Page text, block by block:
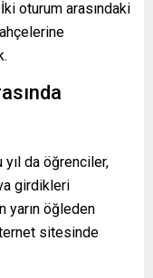
oturum arasındaki
da öğrenciler,
girdikleri
yarın öğleden
sitesinde